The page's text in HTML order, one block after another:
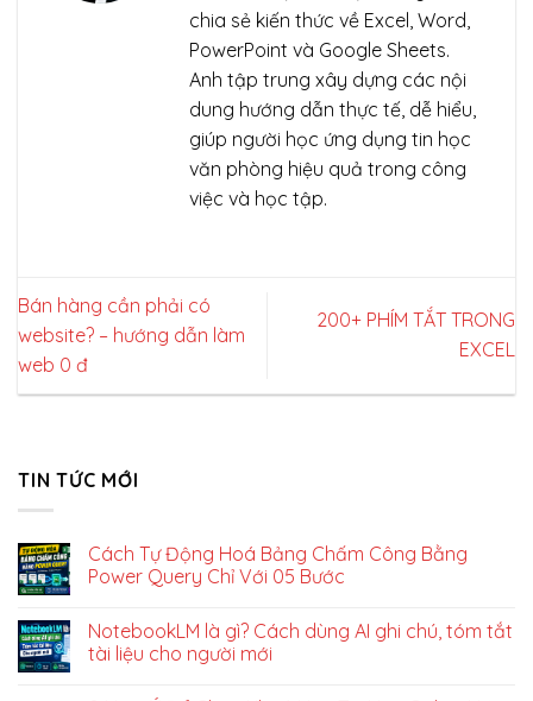
chia sẻ kiến thức về Excel, Word,
PowerPoint và Google Sheets.
Anh tập trung xây dựng các nội
dung hướng dẫn thực tế, dễ hiểu,
giúp người học ứng dụng tin học
văn phòng hiệu quả trong công
việc và học tập.
Bán hàng cần phải có
website? – hướng dẫn làm
web 0 đ
200+ PHÍM TẮT TRONG
EXCEL
TIN TỨC MỚI
Cách Tự Động Hoá Bảng Chấm Công Bằng
Power Query Chỉ Với 05 Bước
NotebookLM là gì? Cách dùng AI ghi chú, tóm tắt
tài liệu cho người mới